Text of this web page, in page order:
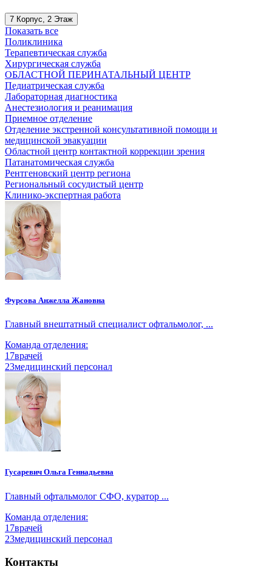
7 Корпус, 2 Этаж
Показать все
Поликлиника
Терапевтическая служба
Хирургическая служба
ОБЛАСТНОЙ ПЕРИНАТАЛЬНЫЙ ЦЕНТР
Педиатрическая служба
Лабораторная диагностика
Анестезиология и реанимация
Приемное отделение
Отделение экстренной консультативной помощи и
медицинской эвакуации
Областной центр контактной коррекции зрения
Патанатомическая служба
Рентгеновский центр региона
Региональный сосудистый центр
Клинико-экспертная работа
Фурсова Анжелла Жановна
Главный внештатный специалист офтальмолог, ...
Команда отделения:
17врачей
23медицинский персонал
Гусаревич Ольга Геннадьевна
Главный офтальмолог СФО, куратор ...
Команда отделения:
17врачей
23медицинский персонал
Контакты